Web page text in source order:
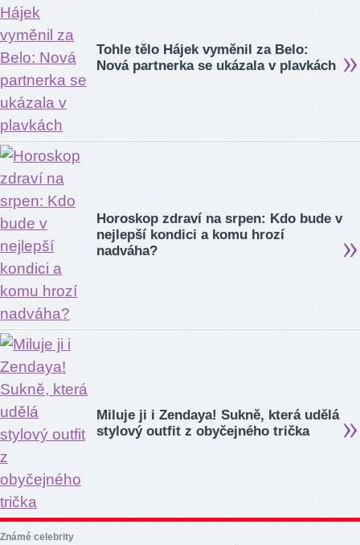
Tohle tělo Hájek vyměnil za Belo:
Nová partnerka se ukázala v plavkách
Horoskop zdraví na srpen: Kdo bude v
nejlepší kondici a komu hrozí
nadváha?
Miluje ji i Zendaya! Sukně, která udělá
stylový outfit z obyčejného trička
Známé celebrity